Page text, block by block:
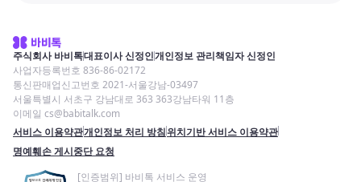
주식회사 바비톡대표이사 신정인개인정보 관리책임자 신정인
사업자등록번호 836-86-02172
통신판매업신고번호 2021-서울강남-03497
서울특별시 서초구 강남대로 363 363강남타워 11층
이메일 cs@babitalk.com
서비스 이용약관개인정보 처리 방침위치기반 서비스 이용약관
명예훼손 게시중단 요청
[인증범위] 바비톡 서비스 운영